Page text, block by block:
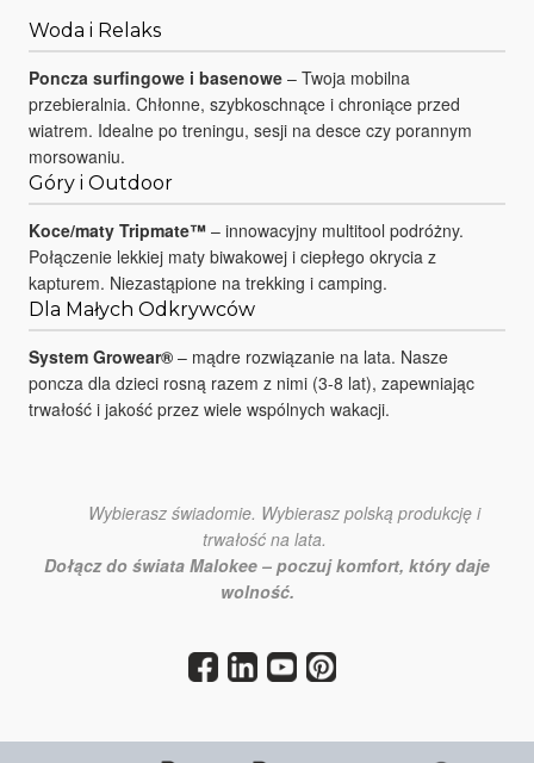
Woda i Relaks
Poncza surfingowe i basenowe – Twoja mobilna
przebieralnia. Chłonne, szybkoschnące i chroniące przed
wiatrem. Idealne po treningu, sesji na desce czy porannym
morsowaniu.
Góry i Outdoor
Koce/maty Tripmate™ – innowacyjny multitool podróżny.
Połączenie lekkiej maty biwakowej i ciepłego okrycia z
kapturem. Niezastąpione na trekking i camping.
Dla Małych Odkrywców
System Growear® – mądre rozwiązanie na lata. Nasze
poncza dla dzieci rosną razem z nimi (3-8 lat), zapewniając
trwałość i jakość przez wiele wspólnych wakacji.
Wybierasz świadomie. Wybierasz polską produkcję i
trwałość na lata.
Dołącz do świata Malokee – poczuj komfort, który daje
wolność.